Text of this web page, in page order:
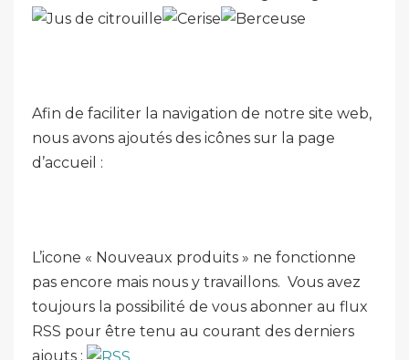
Afin de faciliter la navigation de notre site web,
nous avons ajoutés des icônes sur la page
d’accueil :
L’icone « Nouveaux produits » ne fonctionne
pas encore mais nous y travaillons. Vous avez
toujours la possibilité de vous abonner au flux
RSS pour être tenu au courant des derniers
ajouts :